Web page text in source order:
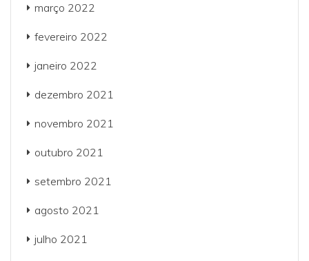
março 2022
fevereiro 2022
janeiro 2022
dezembro 2021
novembro 2021
outubro 2021
setembro 2021
agosto 2021
julho 2021